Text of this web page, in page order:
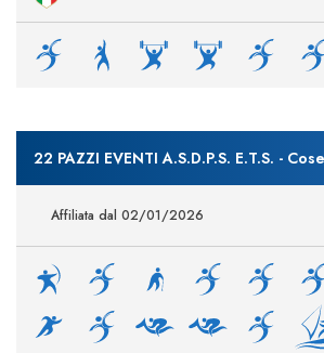
22 PAZZI EVENTI A.S.D.P.S. E.T.S. -
Affiliata dal 02/01/2026